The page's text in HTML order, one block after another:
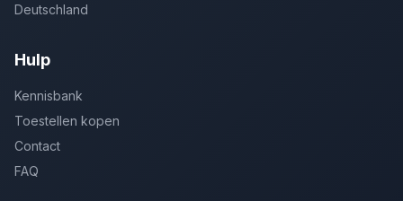
Deutschland
Hulp
Kennisbank
Toestellen kopen
Contact
FAQ